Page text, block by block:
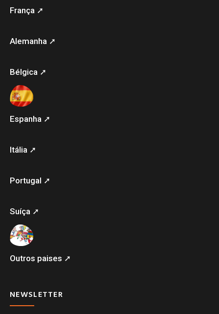
França ➚
Alemanha ➚
Bélgica ➚
Espanha ➚
Itália ➚
Portugal ➚
Suíça ➚
Outros paises ➚
NEWSLETTER